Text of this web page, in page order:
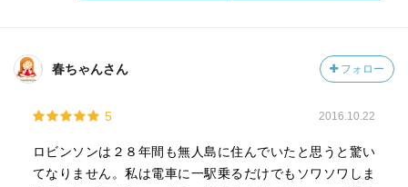
春ちゃんさん フォロー
5 2016.10.22
ロビンソンは２８年間も無人島に住んでいたと思うと驚い
てなりません。私は電車に一駅乗るだけでもソワソワしま